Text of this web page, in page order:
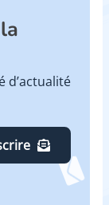
d’actualité